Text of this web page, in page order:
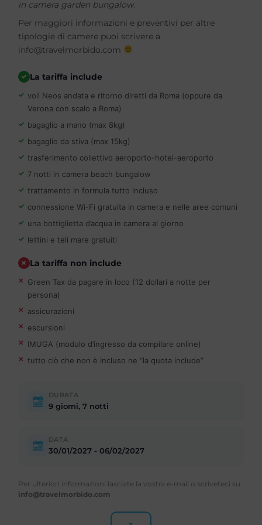
in camera garden bungalow.
Per maggiori informazioni e preventivi per altre
tipologie di camere puoi scrivere a
info@travelmorbido.com
La tariffa include
voli Neos andata e ritorno diretti da Roma (oppure da
Verona con scalo a Roma)
bagaglio a mano (max 8kg)
bagaglio da stiva (max 15kg)
trasferimento collettivo aeroporto-hotel-aeroporto
7 notti in camera beach bungalow
trattamento in formula tutto incluso
connessione Wi-Fi gratuita in camera e nelle aree comuni
una bottiglietta d’acqua in camera al giorno
lettini e teli mare gratuiti
La tariffa non include
Green Tax da pagare in loco (12 dollari a notte per
persona)
assicurazioni
escursioni
IMUGA (modulo d’ingresso da compilare online)
tutto ciò che non è incluso ne “la quota include”
DURATA
9 giorni, 7 notti
DATA
30/01/2027 - 06/02/2027
Per ulteriori informazioni lasciate la vostra e-mail o scriveteci su
info@travelmorbido.com